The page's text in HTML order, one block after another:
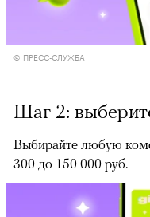
© ПРЕСС-СЛУЖБА
Шаг 2:
Выбирайте любую
300 до 150 000 руб.